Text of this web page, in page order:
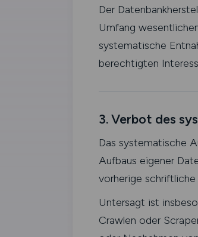
Der
Umfang
systematische
berechtigten
3. Verbot des
Das systematische
Aufbaus eigener
vorherige
Untersagt ist
Crawlen oder